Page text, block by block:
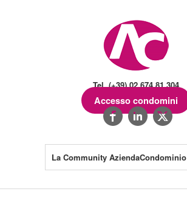
Tel. (+39) 02.674.81.304
Accesso condomini
La Community AziendaCondominio